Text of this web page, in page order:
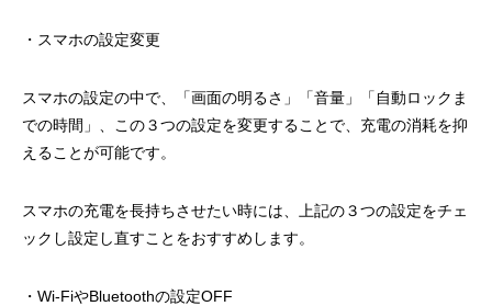
・スマホの設定変更
スマホの設定の中で、「画面の明るさ」「音量」「自動ロックま
での時間」、この３つの設定を変更することで、充電の消耗を抑
えることが可能です。
スマホの充電を長持ちさせたい時には、上記の３つの設定をチェ
ックし設定し直すことをおすすめします。
・Wi-FiやBluetoothの設定OFF